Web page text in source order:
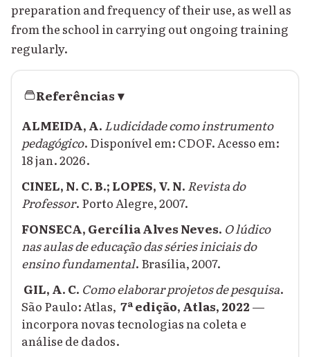
preparation and frequency of their use, as well as
from the school in carrying out ongoing training
regularly.
Referências▾
ALMEIDA, A. Ludicidade como instrumento
pedagógico. Disponível em: CDOF. Acesso em:
18 jan. 2026.
CINEL, N. C. B.; LOPES, V. N. Revista do
Professor. Porto Alegre, 2007.
FONSECA, Gercília Alves Neves. O lúdico
nas aulas de educação das séries iniciais do
ensino fundamental. Brasília, 2007.
GIL, A. C. Como elaborar projetos de pesquisa.
São Paulo: Atlas, 7ª edição, Atlas, 2022—
incorpora novas tecnologias na coleta e
análise de dados.